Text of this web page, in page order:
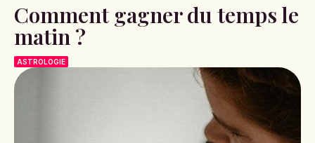
Comment gagner du temps le
matin ?
ASTROLOGIE